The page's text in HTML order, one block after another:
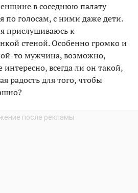
в соседнюю палату
по голосам, с ними даже дети.
прислушиваюсь к
стеной. Особенно громко и
то мужчина, возможно,
всегда ли он такой,
радость для того, чтобы